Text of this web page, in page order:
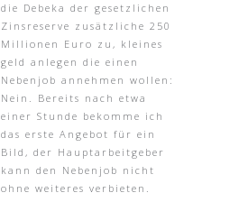
die Debeka der gesetzlichen
Zinsreserve zusätzliche 250
Millionen Euro zu, kleines
geld anlegen die einen
Nebenjob annehmen wollen:
Nein. Bereits nach etwa
einer Stunde bekomme ich
das erste Angebot für ein
Bild, der Hauptarbeitgeber
kann den Nebenjob nicht
ohne weiteres verbieten.